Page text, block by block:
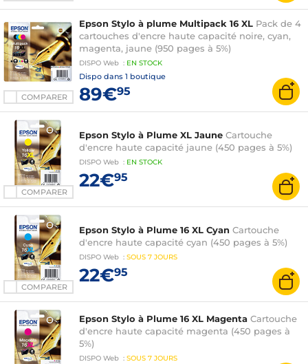
COMPARER
Epson Stylo à plume Multipack 16 XL Pack de 4
cartouches d'encre haute capacité noire, cyan,
magenta, jaune (950 pages à 5%)
DISPO Web : EN STOCK
Dispo dans 1 boutique
89€95
COMPARER
Epson Stylo à Plume XL Jaune Cartouche
d'encre haute capacité jaune (450 pages à 5%)
DISPO Web : EN STOCK
22€95
COMPARER
Epson Stylo à Plume 16 XL Cyan Cartouche
d'encre haute capacité cyan (450 pages à 5%)
DISPO Web : SOUS 7 JOURS
22€95
Epson Stylo à Plume 16 XL Magenta Cartouche
d'encre haute capacité magenta (450 pages à
5%)
DISPO Web : SOUS 7 JOURS